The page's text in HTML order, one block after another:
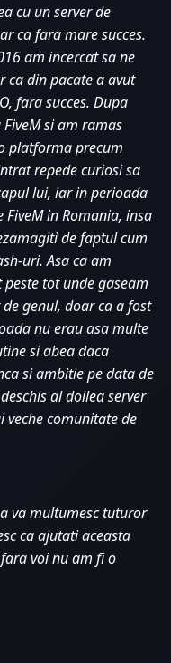
cu un server de
ca fara mare succes.
am incercat sa ne
ca din pacate a avut
fara succes. Dupa
si am ramas
platforma precum
repede curiosi sa
lui, iar in perioada
FiveM in Romania, insa
de faptul cum
uri. Asa ca am
tot unde gaseam
genul, doar ca a fost
nu erau asa multe
si abea daca
si ambitie pe data de
al doilea server
veche comunitate de
va multumesc tuturor
ca ajutati aceasta
voi nu am fi o